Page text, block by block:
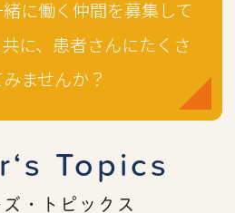
に働く仲間を募集して
に、患者さんにたくさ
ませんか？
Topics
ズ・トピックス